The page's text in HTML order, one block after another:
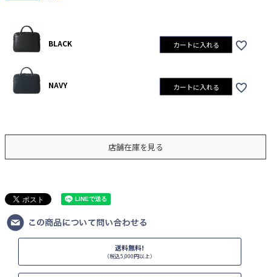
BLACK カートに入れる
NAVY カートに入れる
店舗在庫を見る
送料無料!
（税込5,000円以上）